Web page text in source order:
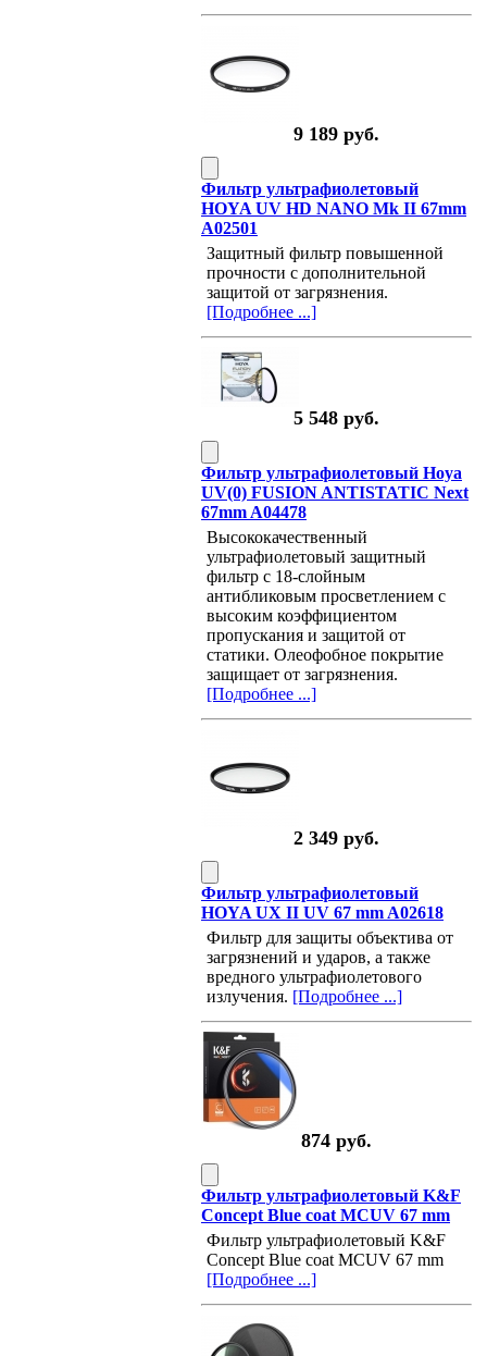
9 189 руб.
Фильтр ультрафиолетовый
HOYA UV HD NANO Mk II 67mm
A02501
Защитный фильтр повышенной
прочности с дополнительной
защитой от загрязнения.
[Подробнее ...]
5 548 руб.
Фильтр ультрафиолетовый Hoya
UV(0) FUSION ANTISTATIC Next
67mm A04478
Высококачественный
ультрафиолетовый защитный
фильтр с 18-слойным
антибликовым просветлением с
высоким коэффициентом
пропускания и защитой от
статики. Олеофобное покрытие
защищает от загрязнения.
[Подробнее ...]
2 349 руб.
Фильтр ультрафиолетовый
HOYA UX II UV 67 mm A02618
Фильтр для защиты объектива от
загрязнений и ударов, а также
вредного ультрафиолетового
излучения. [Подробнее ...]
874 руб.
Фильтр ультрафиолетовый K&F
Concept Blue coat MCUV 67 mm
Фильтр ультрафиолетовый K&F
Concept Blue coat MCUV 67 mm
[Подробнее ...]